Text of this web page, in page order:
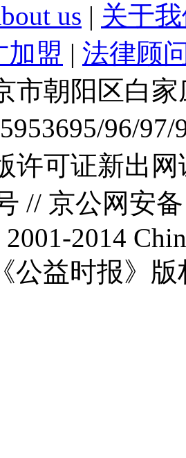
us | 关于
加盟 | 法律顾
市朝阳区白
96/
许可证新出
// 京公网安
2014
公益时报》